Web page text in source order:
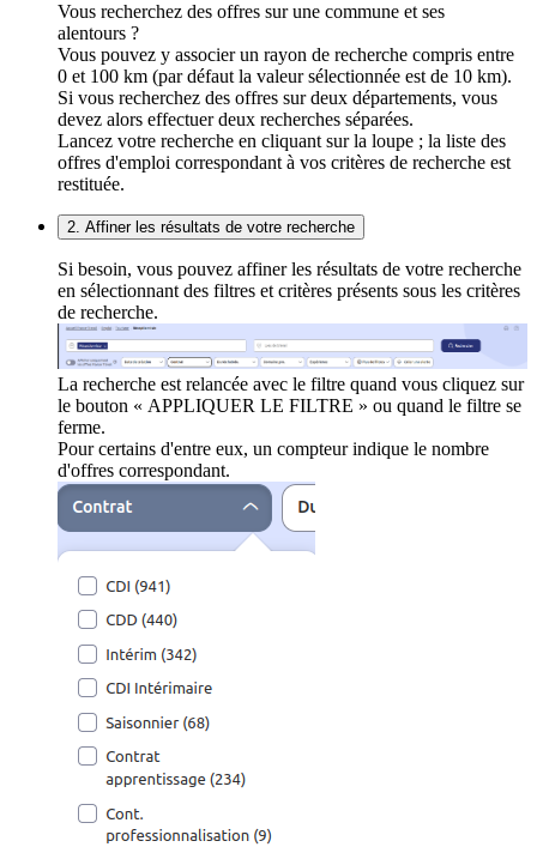
Vous recherchez des offres sur une commune et ses
alentours ?
Vous pouvez y associer un rayon de recherche compris entre
0 et 100 km (par défaut la valeur sélectionnée est de 10 km).
Si vous recherchez des offres sur deux départements, vous
devez alors effectuer deux recherches séparées.
Lancez votre recherche en cliquant sur la loupe ; la liste des
offres d'emploi correspondant à vos critères de recherche est
restituée.
2. Affiner les résultats de votre recherche
Si besoin, vous pouvez affiner les résultats de votre recherche
en sélectionnant des filtres et critères présents sous les critères
de recherche.
La recherche est relancée avec le filtre quand vous cliquez sur
le bouton « APPLIQUER LE FILTRE » ou quand le filtre se
ferme.
Pour certains d'entre eux, un compteur indique le nombre
d'offres correspondant.